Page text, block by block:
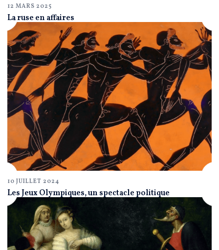
12 MARS 2025
La ruse en affaires
10 JUILLET 2024
Les Jeux Olympiques, un spectacle politique